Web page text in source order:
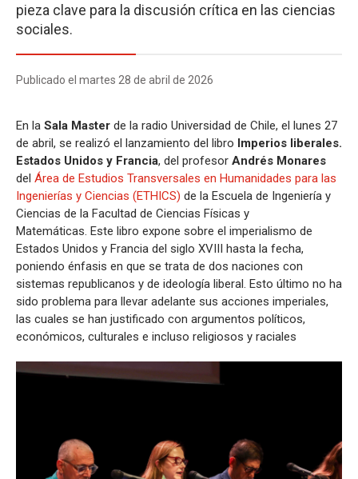
pieza clave para la discusión crítica en las ciencias
sociales.
Publicado el martes 28 de abril de 2026
En la Sala Master de la radio Universidad de Chile, el lunes 27
de abril, se realizó el lanzamiento del libro Imperios liberales.
Estados Unidos y Francia, del profesor Andrés Monares
del Área de Estudios Transversales en Humanidades para las
Ingenierías y Ciencias (ETHICS) de la Escuela de Ingeniería y
Ciencias de la Facultad de Ciencias Físicas y
Matemáticas. Este libro expone sobre el imperialismo de
Estados Unidos y Francia del siglo XVIII hasta la fecha,
poniendo énfasis en que se trata de dos naciones con
sistemas republicanos y de ideología liberal. Esto último no ha
sido problema para llevar adelante sus acciones imperiales,
las cuales se han justificado con argumentos políticos,
económicos, culturales e incluso religiosos y raciales